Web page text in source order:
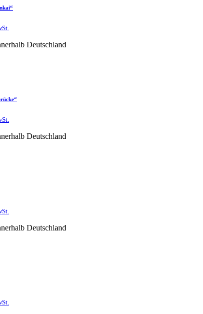
Deutschland
Deutschland
Deutschland